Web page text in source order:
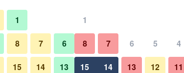
في الليلة غرفة معيشة
1
4
5
6
7
8
11
12
13
14
15
1
6
7
8
13
14
15